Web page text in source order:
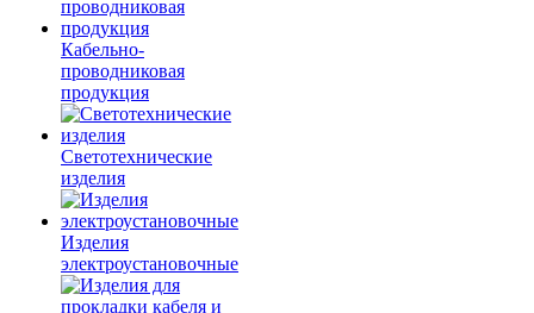
Кабельно-
проводниковая
продукция
Светотехнические
изделия
Изделия
электроустановочные